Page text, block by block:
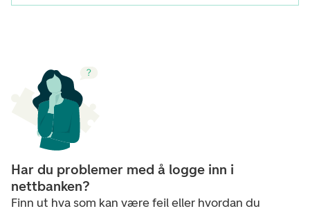
Har du problemer med å logge inn i
nettbanken?
Finn ut hva som kan være feil eller hvordan du